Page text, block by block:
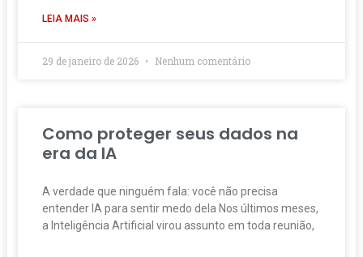
LEIA MAIS »
29 de janeiro de 2026 Nenhum comentário
Como proteger seus dados na
era da IA
A verdade que ninguém fala: você não precisa
entender IA para sentir medo dela Nos últimos meses,
a Inteligência Artificial virou assunto em toda reunião,